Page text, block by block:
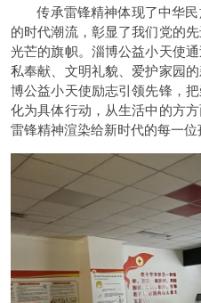
传承雷锋精神体现了中华民
的时代潮流，彰显了我们党的
光芒的旗帜。淄博公益小天使
私奉献、文明礼貌、爱护家园
博公益小天使励志引领先锋，
化为具体行动，从生活中的方
雷锋精神渲染给新时代的每一位